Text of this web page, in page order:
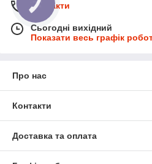
Контакти
Сьогодні вихідний
Показати весь графік
Про нас
Контакти
Доставка та оплата
КНОПКА
ЗВ'ЯЗКУ